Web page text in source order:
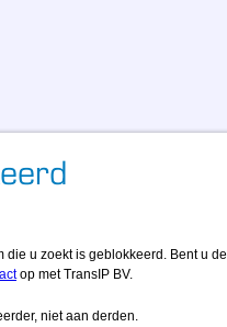
u zoekt is geblokkeerd. Bent u de
op met TransIP BV.
niet aan derden.